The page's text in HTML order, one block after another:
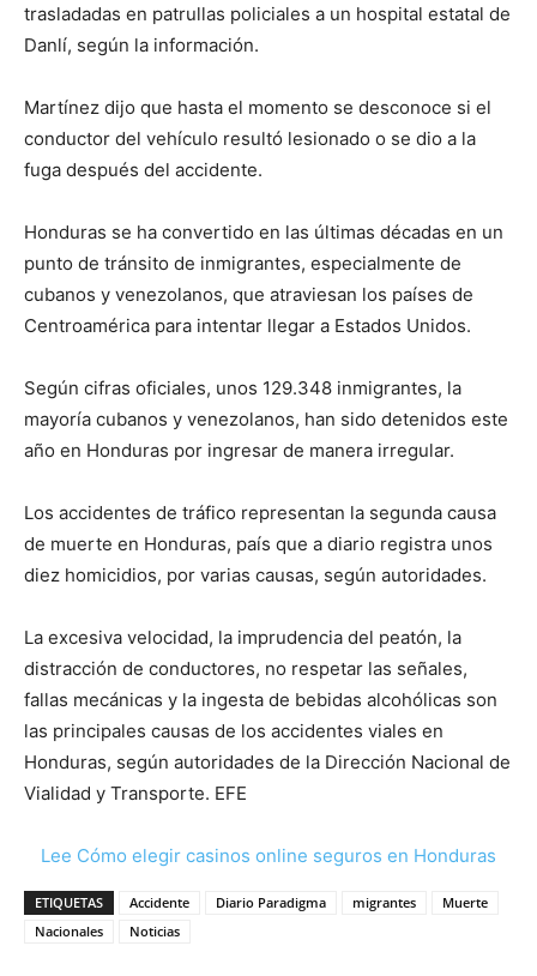
trasladadas en patrullas policiales a un hospital estatal de
Danlí, según la información.
Martínez dijo que hasta el momento se desconoce si el
conductor del vehículo resultó lesionado o se dio a la
fuga después del accidente.
Honduras se ha convertido en las últimas décadas en un
punto de tránsito de inmigrantes, especialmente de
cubanos y venezolanos, que atraviesan los países de
Centroamérica para intentar llegar a Estados Unidos.
Según cifras oficiales, unos 129.348 inmigrantes, la
mayoría cubanos y venezolanos, han sido detenidos este
año en Honduras por ingresar de manera irregular.
Los accidentes de tráfico representan la segunda causa
de muerte en Honduras, país que a diario registra unos
diez homicidios, por varias causas, según autoridades.
La excesiva velocidad, la imprudencia del peatón, la
distracción de conductores, no respetar las señales,
fallas mecánicas y la ingesta de bebidas alcohólicas son
las principales causas de los accidentes viales en
Honduras, según autoridades de la Dirección Nacional de
Vialidad y Transporte. EFE
Lee Cómo elegir casinos online seguros en Honduras
ETIQUETAS Accidente Diario Paradigma migrantes
Muerte
Nacionales
Noticias